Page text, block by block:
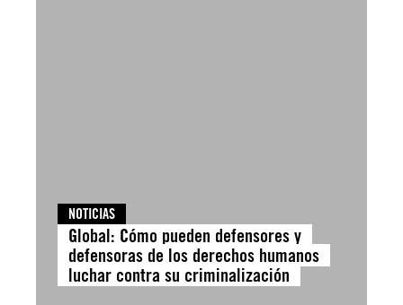
NOTICIAS
Global: Cómo pueden defensores y
defensoras de los derechos humanos
luchar contra su criminalización